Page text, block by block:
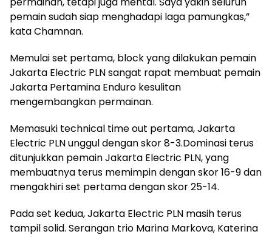
pemain sudah siap menghadapi laga pamungkas,”
kata Chamnan.
Memulai set pertama, block yang dilakukan pemain
Jakarta Electric PLN sangat rapat membuat pemain
Jakarta Pertamina Enduro kesulitan
mengembangkan permainan.
Memasuki technical time out pertama, Jakarta
Electric PLN unggul dengan skor 8-3.Dominasi terus
ditunjukkan pemain Jakarta Electric PLN, yang
membuatnya terus memimpin dengan skor 16-9 dan
mengakhiri set pertama dengan skor 25-14.
Pada set kedua, Jakarta Electric PLN masih terus
tampil solid. Serangan trio Marina Markova, Katerina